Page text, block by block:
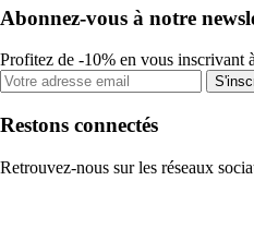
Abonnez-vous à notre
Profitez de -10% en vous inscrivant
Restons connectés
Retrouvez-nous sur les réseaux